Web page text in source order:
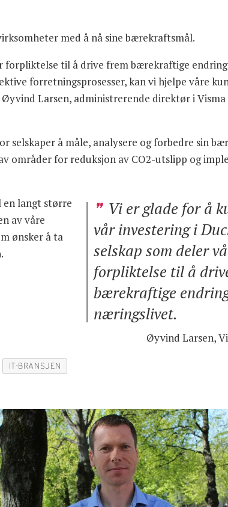
med å nå sine bærekraftsmål.
forpliktelse til å drive frem bærekraftige
forretningsprosesser, kan vi hjelpe våre
Larsen, administrerende direktør i Visma
selskaper å måle, analysere og forbedre sin
områder for reduksjon av CO2-utslipp og
Vi er glade for å
vår investering i
selskap som deler
forpliktelse til å
bærekraftige
næringslivet.
Øyvind Larsen,
en langt større
av våre
ønsker å ta
IT-BRANSJEN